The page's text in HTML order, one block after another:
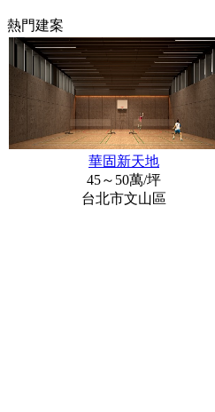
熱門建案
華固新天地
45～50萬/坪
台北市文山區